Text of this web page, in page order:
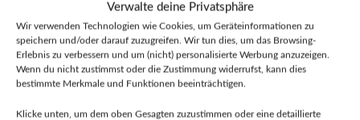
Verwalte deine Privatsphäre
Wir verwenden Technologien wie Cookies, um Geräteinformationen zu
speichern und/oder darauf zuzugreifen. Wir tun dies, um das Browsing-
Erlebnis zu verbessern und um (nicht) personalisierte Werbung anzuzeigen.
Wenn du nicht zustimmst oder die Zustimmung widerrufst, kann dies
bestimmte Merkmale und Funktionen beeinträchtigen.
Klicke unten, um dem oben Gesagten zuzustimmen oder eine detaillierte
100x “Fuck The System” Sticker – Antifa 100x “Kapitalismus ist kein
anticapitalist